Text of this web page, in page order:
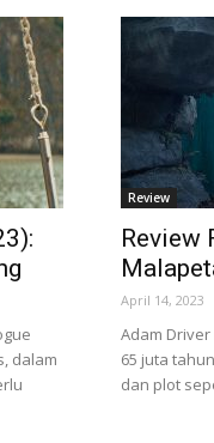
dalam
Review
Review
April 14, 2023
Adam
65 juta
dan plot